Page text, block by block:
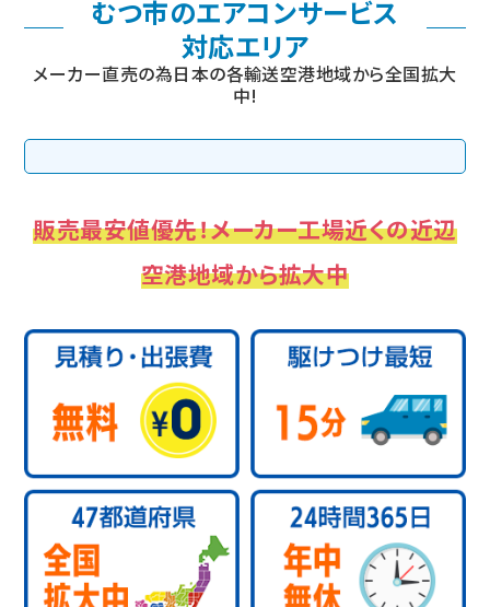
むつ市のエアコンサービス
対応エリア
メーカー直売の為日本の各輸送空港地域から全国拡大
中!
販売最安値優先！メーカー工場近くの近辺
空港地域から拡大中